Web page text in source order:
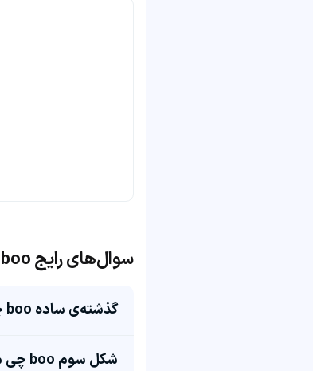
سوال‌های رایج boo
گذشته‌ی ساده boo چی میشه؟
شکل سوم boo چی میشه؟